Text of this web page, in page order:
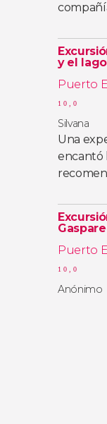
y el
Puerto
10,0
Silvana
Una
encantó
Puerto
10,0
Anónimo